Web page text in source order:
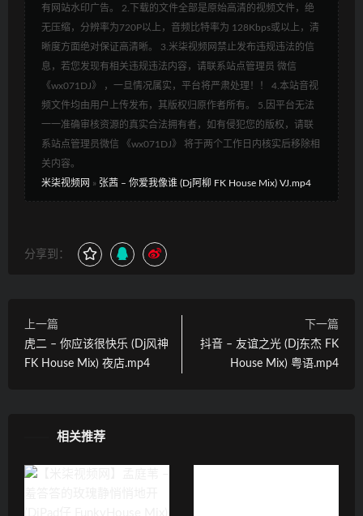
有网站水印广告。 2.下载的文件全部是原始高清的视频文件，绝
无压缩，分辨率为720P以上，音频比特率为 128Kbps或以上，清
晰度方面绝对保证高清晰。 3.米柒视频网禁止发布违规违法的信
息，若您发现有相关违规违法内容，请联系站点管理员 微信
《wx071DJ》 ，一旦情况属实，平台将严肃处理！！ 4.本站音视
频文件均由用户上传发布，其版权归原作者所有。 5.因平台无法
一一准确审核资源的真实合法拥有者，如有侵犯您的版权，请联
系站点管理员微信 《wx071DJ》 将于两个工作日内核实后移除相
关内容。
米柒视频网 » 张茜 – 你爱我像谁 (Dj阿柳 FK House Mix) VJ.mp4
分享到：
上一篇
虎二 – 你应该很快乐 (Dj风神
FK House Mix) 夜店.mp4
下一篇
抖音 – 友谊之光 (Dj东杰 FK
House Mix) 粤语.mp4
相关推荐